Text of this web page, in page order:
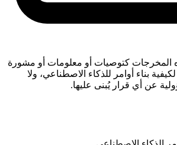
المخرجات كتوصيات أو معلومات أو مشورة
بناء أوامر للذكاء الاصطناعي، ولا
عن أي قرار يُبنى عليها.